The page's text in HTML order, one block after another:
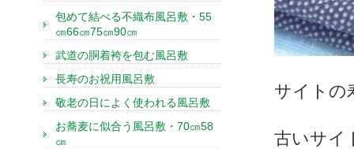
サイトの
古いサイ
包めて結べる不織布風呂敷・55
㎝66㎝75㎝90㎝
武道の胴着袴を包む風呂敷
長寿のお祝用風呂敷
敬老の日によく使われる風呂敷
お蕎麦に似合う風呂敷・70㎝58
㎝